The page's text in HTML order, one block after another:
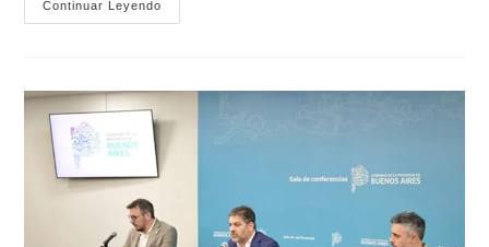
Continuar Leyendo
A
Y
El
Centro
Universitario
Programa
Puentes»